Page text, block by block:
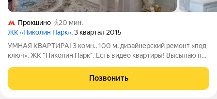
Прокшино
20 мин.
ЖК «Николин Парк», 3 квартал 2015
УМНАЯ КВАРТИРА! 3 комн., 100 м, дизайнерский ремонт «под
ключ». ЖК "Николин Парк". Есть видео квартиры! Высылаю при
продуманной концепцией для вашего комфорта! Забудьте о
проблемах и затратах
Позвонить